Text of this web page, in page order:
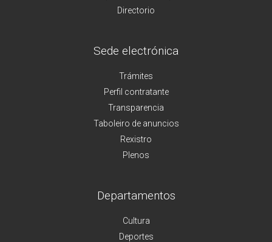
Directorio
Sede electrónica
Trámites
Perfil contratante
Transparencia
Taboleiro de anuncios
Rexistro
Plenos
Departamentos
Cultura
Deportes